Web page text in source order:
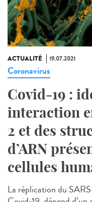
ACTUALITÉ 19.07.2021
Coronavirus
Covid-19 :
interaction
2 et des
d’ARN
cellules
La réplication du